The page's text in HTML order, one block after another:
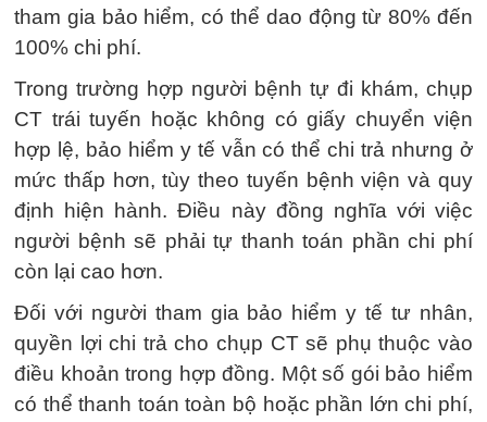
tham gia bảo hiểm, có thể dao động từ 80% đến
100% chi phí.
Trong trường hợp người bệnh tự đi khám, chụp
CT trái tuyến hoặc không có giấy chuyển viện
hợp lệ, bảo hiểm y tế vẫn có thể chi trả nhưng ở
mức thấp hơn, tùy theo tuyến bệnh viện và quy
định hiện hành. Điều này đồng nghĩa với việc
người bệnh sẽ phải tự thanh toán phần chi phí
còn lại cao hơn.
Đối với người tham gia bảo hiểm y tế tư nhân,
quyền lợi chi trả cho chụp CT sẽ phụ thuộc vào
điều khoản trong hợp đồng. Một số gói bảo hiểm
có thể thanh toán toàn bộ hoặc phần lớn chi phí,